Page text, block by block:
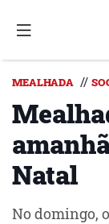
MEALHADA //
Natal
No domingo,